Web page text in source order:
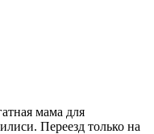
мама для
Переезд только на